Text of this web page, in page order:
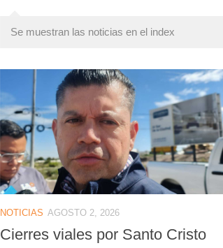
Se muestran las noticias en el index
NOTICIAS AGOSTO 2, 2026
Cierres viales por Santo Cristo